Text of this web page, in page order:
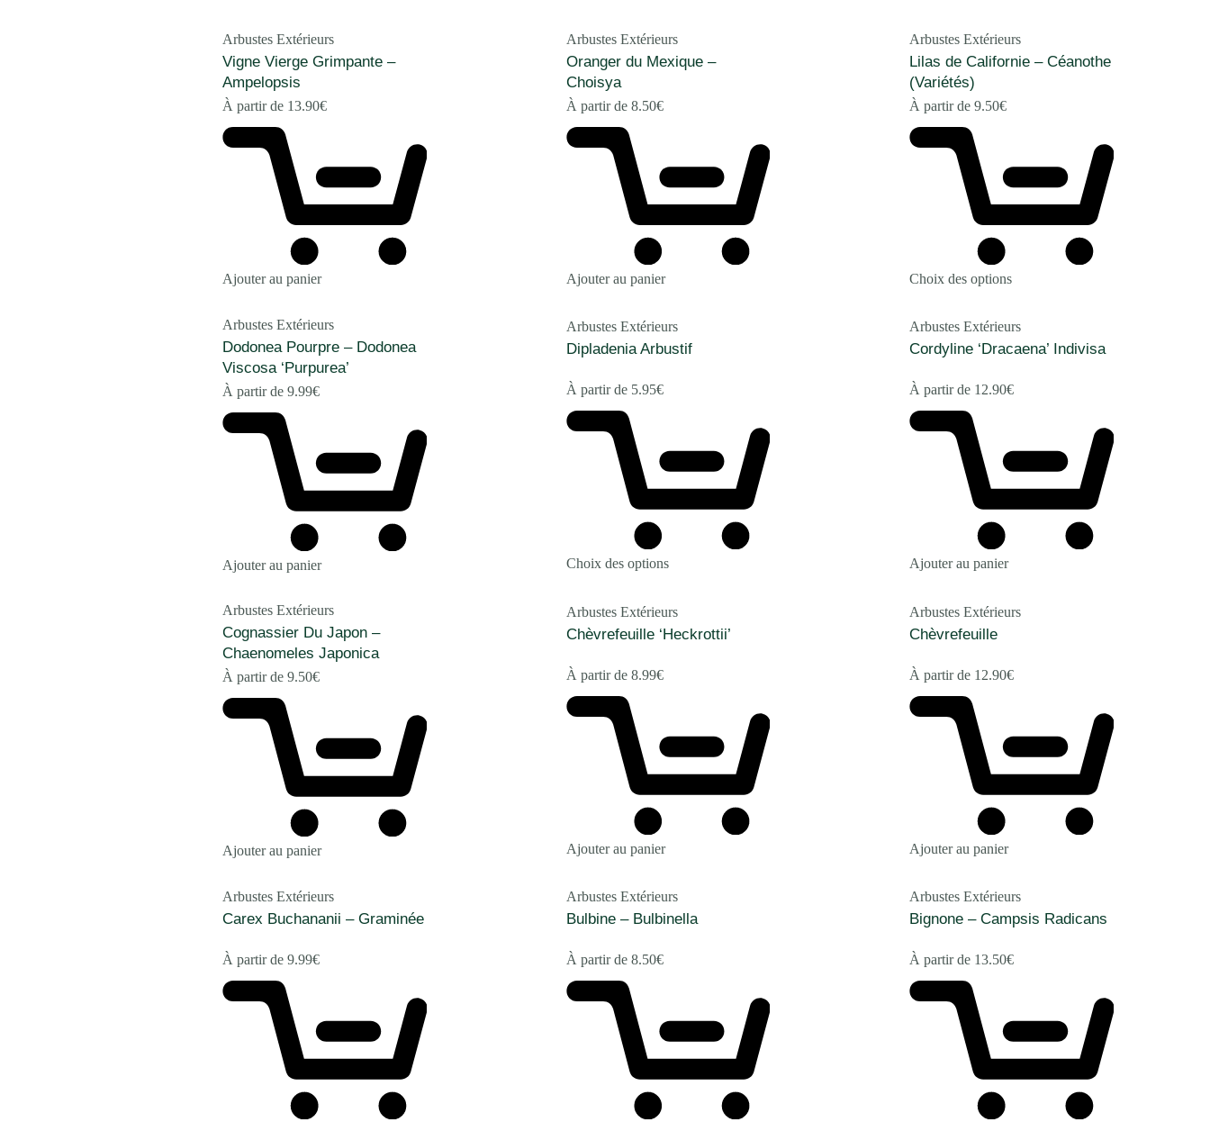
Arbustes Extérieurs
Vigne Vierge Grimpante –
Ampelopsis
À partir de 13.90€
Ajouter au panier
Arbustes Extérieurs
Oranger du Mexique –
Choisya
À partir de 8.50€
Ajouter au panier
Arbustes Extérieurs
Lilas de Californie – Céanothe
(Variétés)
À partir de9.50€
Choix des options
Arbustes Extérieurs
Dodonea Pourpre – Dodonea
Viscosa ‘Purpurea’
À partir de 9.99€
Ajouter au panier
Arbustes Extérieurs
Dipladenia Arbustif
À partir de 5.95€
Choix des options
Arbustes Extérieurs
Cordyline ‘Dracaena’ Indivisa
À partir de 12.90€
Ajouter au panier
Arbustes Extérieurs
Cognassier Du Japon –
Chaenomeles Japonica
À partir de 9.50€
Ajouter au panier
Arbustes Extérieurs
Chèvrefeuille ‘Heckrottii’
À partir de 8.99€
Ajouter au panier
Arbustes Extérieurs
Chèvrefeuille
À partir de 12.90€
Ajouter au panier
Arbustes Extérieurs
Carex Buchananii – Graminée
À partir de 9.99€
Arbustes Extérieurs
Bulbine – Bulbinella
À partir de 8.50€
Arbustes Extérieurs
Bignone – Campsis Radicans
À partir de 13.50€